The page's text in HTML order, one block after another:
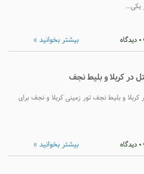
یکی…
0 دیدگاه بیشتر بخوانید »
در کربلا و بلیط نجف
و بلیط نجف تور زمینی کربلا و نجف برای
0 دیدگاه بیشتر بخوانید »